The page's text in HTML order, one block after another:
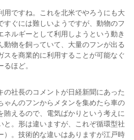
用ですね。これを北米でやろうにも大
すぐには難しいようですが、動物のフ
ネルギーとして利用しようという動き
動物を飼っていて、大量のフンが出る
スを商業的に利用することが可能なぐ
ほど。
の社長のコメントが日経新聞にあった
ゃんのフンからメタンを集めたら車の
賄えるので、電気ばかりという考えに
と。形は違いますが、これぞ循環型社
）。技術的な違いはありますが江戸時